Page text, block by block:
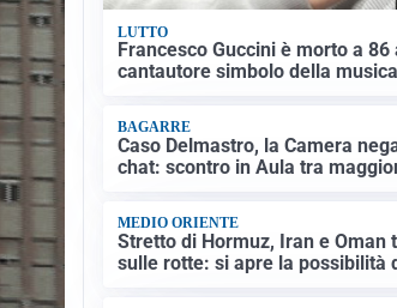
LUTTO
Francesco Guccini è morto a
cantautore simbolo della
BAGARRE
Caso Delmastro, la Camera
chat: scontro in Aula tra
MEDIO ORIENTE
Stretto di Hormuz, Iran e Oman
sulle rotte: si apre la possibilità